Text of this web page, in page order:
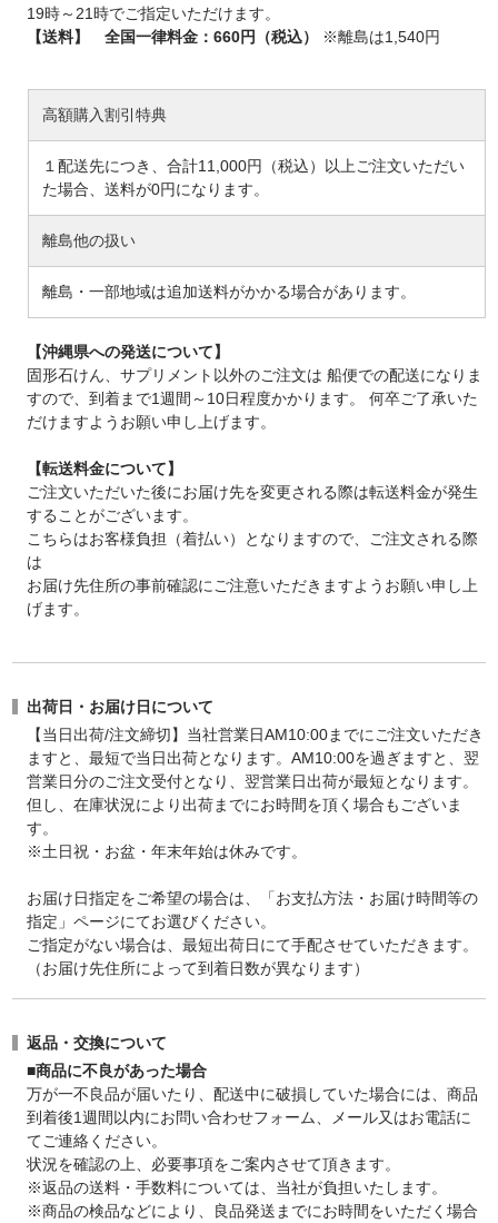
19時～21時でご指定いただけます。
【送料】 全国一律料金：660円（税込）
※離島は1,540円
高額購入割引特典
１配送先につき、合計11,000円（税込）以上ご注文いただい
た場合、送料が0円になります。
離島他の扱い
離島・一部地域は追加送料がかかる場合があります。
【沖縄県への発送について】
固形石けん、サプリメント以外のご注文は 船便での配送になりま
すので、到着まで1週間～10日程度かかります。 何卒ご了承いた
だけますようお願い申し上げます。
【転送料金について】
ご注文いただいた後にお届け先を変更される際は転送料金が発生
することがございます。
こちらはお客様負担（着払い）となりますので、ご注文される際
は
お届け先住所の事前確認にご注意いただきますようお願い申し上
げます。
出荷日・お届け日について
【当日出荷/注文締切】当社営業日AM10:00までにご注文いただき
ますと、最短で当日出荷となります。AM10:00を過ぎますと、翌
営業日分のご注文受付となり、翌営業日出荷が最短となります。
但し、在庫状況により出荷までにお時間を頂く場合もございま
す。
※土日祝・お盆・年末年始は休みです。
お届け日指定をご希望の場合は、「お支払方法・お届け時間等の
指定」ページにてお選びください。
ご指定がない場合は、最短出荷日にて手配させていただきます。
（お届け先住所によって到着日数が異なります）
返品・交換について
■商品に不良があった場合
万が一不良品が届いたり、配送中に破損していた場合には、商品
到着後1週間以内にお問い合わせフォーム、メール又はお電話に
てご連絡ください。
状況を確認の上、必要事項をご案内させて頂きます。
※返品の送料・手数料については、当社が負担いたします。
※商品の検品などにより、良品発送までにお時間をいただく場合